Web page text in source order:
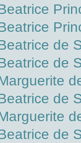
de
de
de
de